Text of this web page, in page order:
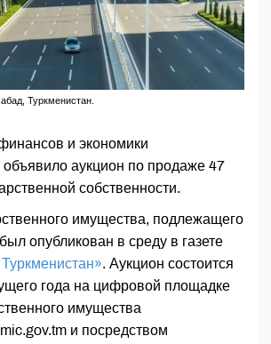
Туркменистан.
и экономики
объявило аукцион по продаже 47
собственности.
имущества, подлежащего
опубликован в среду в газете
. Аукцион состоится
года на цифровой площадке
имущества
и посредством